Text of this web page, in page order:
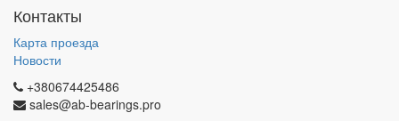
Контакты
Карта проезда
Новости
+380674425486
sales@ab-bearings.pro